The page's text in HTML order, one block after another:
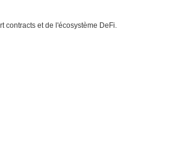
contracts et de l'écosystème DeFi.